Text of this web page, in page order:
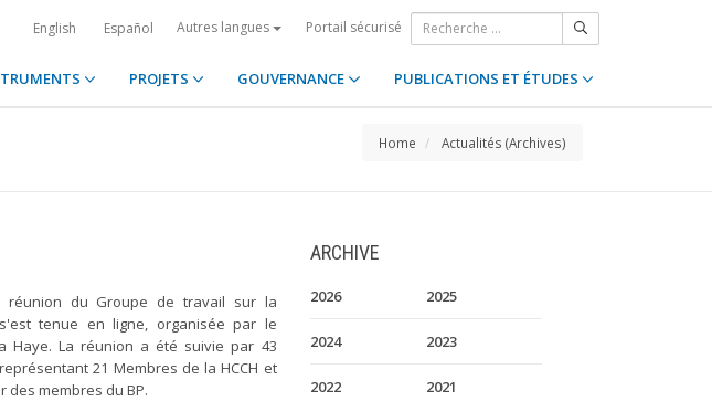
English Español Autres langues Portail sécurisé
PROJETS GOUVERNANCE PUBLICATIONS ET ÉTUDES
Home Actualités (Archives)
réunion du Groupe de travail sur la
tenue en ligne, organisée par le
Haye. La réunion a été suivie par 43
21 Membres de la HCCH et
des membres du BP.
ARCHIVE
2026 2025
2024 2023
2022 2021